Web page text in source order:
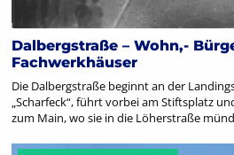
Dalbergstraße – Wohn,-
Fachwerkhäuser
Die Dalbergstraße beginnt an der
„Scharfeck“, führt vorbei am Stiftsplatz
zum Main, wo sie in die Löherstraße